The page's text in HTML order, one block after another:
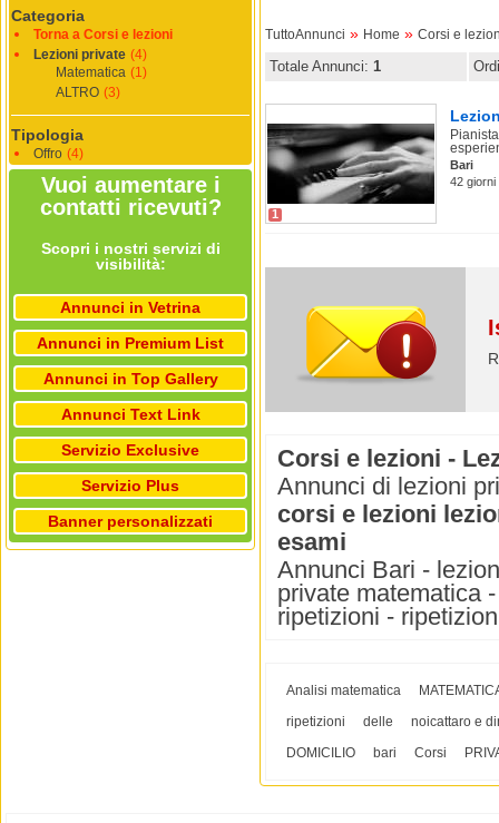
Categoria
Torna a Corsi e lezioni
Lezioni private (4)
Matematica (1)
ALTRO (3)
Tipologia
Offro (4)
Vuoi aumentare i
contatti ricevuti?
Scopri i nostri servizi di
visibilità:
Annunci in Vetrina
Annunci in Premium List
Annunci in Top Gallery
Annunci Text Link
Servizio Exclusive
Servizio Plus
Banner personalizzati
TuttoAnnunci » Home » Corsi e
Totale Annunci: 1
1
Bari
42 giorni
Corsi e lezioni -
Annunci di lezioni
corsi e lezioni
esami
Annunci Bari -
private matematica
ripetizioni -
Analisi matematica
ripetizioni
delle
noicattaro e
DOMICILIO
bari Corsi